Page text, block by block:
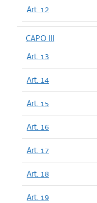
Art. 12
CAPO III
Art. 13
Art. 14
Art. 15
Art. 16
Art. 17
Art. 18
Art. 19